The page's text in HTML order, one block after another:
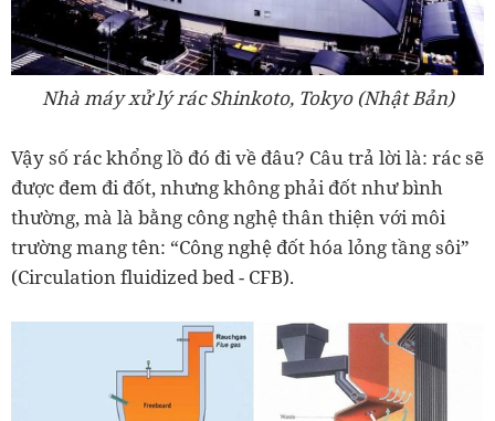
Nhà máy xử lý rác Shinkoto, Tokyo (Nhật Bản)
Vậy số rác khổng lồ đó đi về đâu? Câu trả lời là: rác sẽ
được đem đi đốt, nhưng không phải đốt như bình
thường, mà là bằng công nghệ thân thiện với môi
trường mang tên: “Công nghệ đốt hóa lỏng tầng sôi”
(Circulation fluidized bed - CFB).